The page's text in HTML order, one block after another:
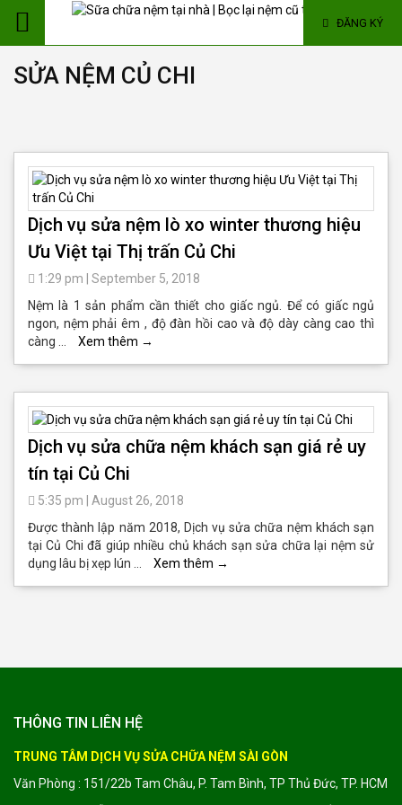
ĐĂNG KÝ
SỬA NỆM CỦ CHI
Dịch vụ sửa nệm lò xo winter thương hiệu
Ưu Việt tại Thị trấn Củ Chi
1:29 pm
September 5, 2018
Nệm là 1 sản phẩm cần thiết cho giấc ngủ. Để có giấc ngủ
ngon, nệm phải êm , độ đàn hồi cao và độ dày càng cao thì
càng …
Xem thêm →
Dịch vụ sửa chữa nệm khách sạn giá rẻ uy
tín tại Củ Chi
5:35 pm
August 26, 2018
Được thành lập năm 2018, Dịch vụ sửa chữa nệm khách sạn
tại Củ Chi đã giúp nhiều chủ khách sạn sửa chữa lại nệm sử
dụng lâu bị xẹp lún …
Xem thêm →
THÔNG TIN LIÊN HỆ
TRUNG TÂM DỊCH VỤ SỬA CHỮA NỆM SÀI GÒN
Văn Phòng : 151/22b Tam Châu, P. Tam Bình, TP Thủ Đức, TP. HCM